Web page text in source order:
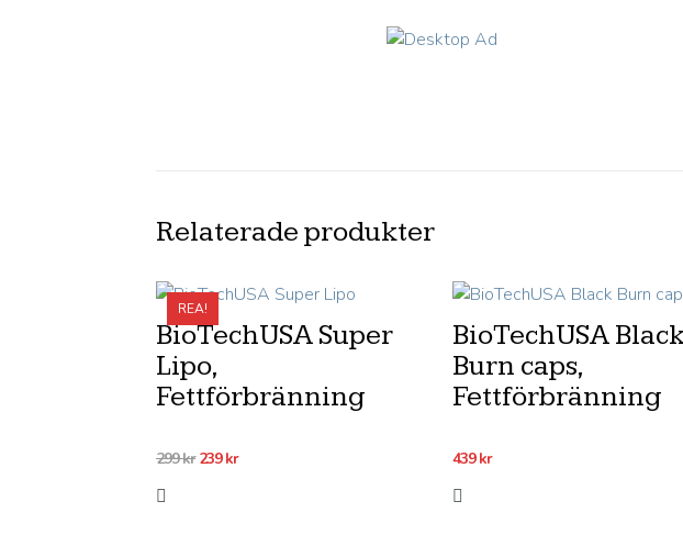
Relaterade produkter
REA!
BioTechUSA Super
Lipo,
Fettförbränning
299kr Det
239krDet
BioTechUSA
Burn caps,
Fettförbränning
439kr